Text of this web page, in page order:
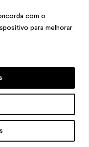
com o
para melhorar